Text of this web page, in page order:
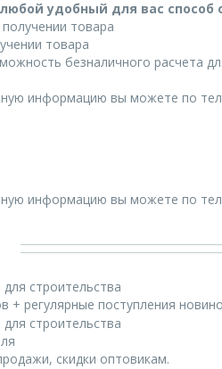
удобный для вас способ
товара
товара
безналичного расчета
информацию вы можете по
информацию вы можете по
строительства
+ регулярные поступления
скидки оптовикам.